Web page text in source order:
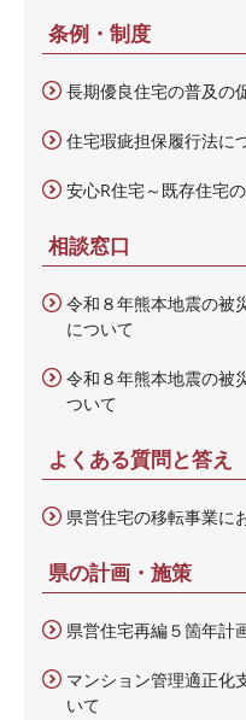
条例・制度
長期優良住宅の普及の
住宅瑕疵担保履行法に
安心R住宅～既存住宅
相談窓口
令和８年熊本地震の被
について
令和８年熊本地震の被
ついて
よくある質問と答え
県営住宅の移転事業に
県の計画・施策
県営住宅再編５箇年計
マンション管理適正化
いて